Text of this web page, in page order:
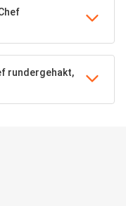
rundergehakt,